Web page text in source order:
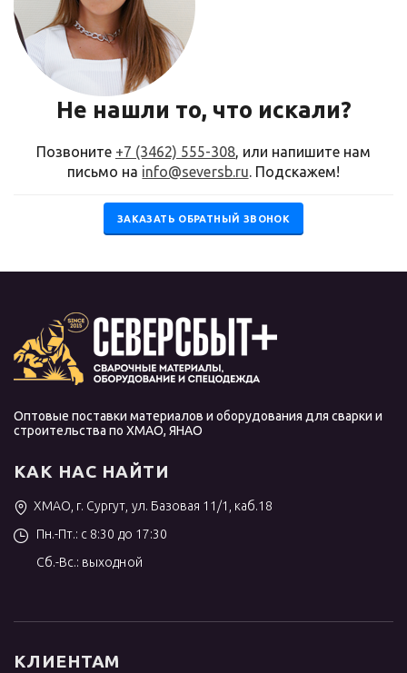
Не нашли то, что искали?
Позвоните +7 (3462) 555-308, или напишите нам
письмо на info@seversb.ru. Подскажем!
ЗАКАЗАТЬ ОБРАТНЫЙ ЗВОНОК
Оптовые поставки материалов и оборудования для сварки и
строительства по ХМАО, ЯНАО
КАК НАС НАЙТИ
ХМАО, г. Сургут, ул. Базовая 11/1, каб.18
Пн.-Пт.: с 8:30 до 17:30
Сб.-Вс.: выходной
КЛИЕНТАМ